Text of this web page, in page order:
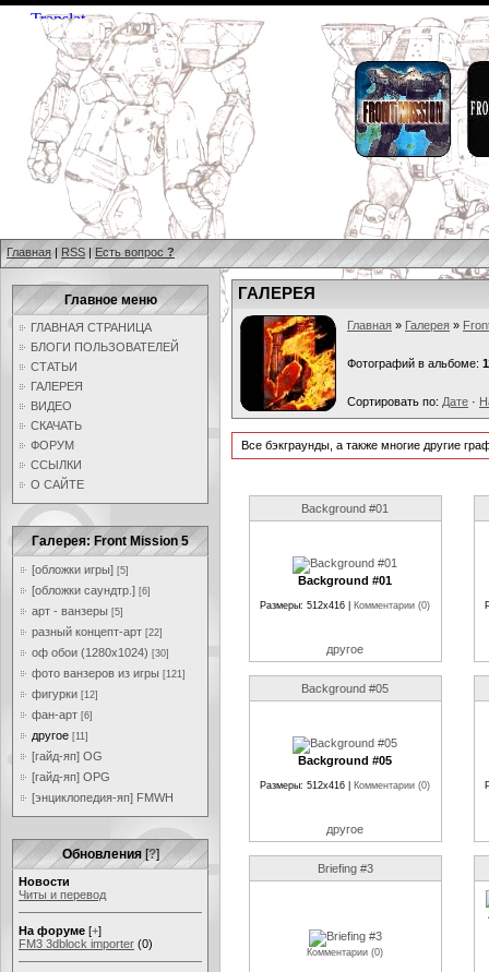
Главная | RSS | Есть вопрос ?
Главное меню
ГЛАВНАЯ СТРАНИЦА
БЛОГИ ПОЛЬЗОВАТЕЛЕЙ
СТАТЬИ
ГАЛЕРЕЯ
ВИДЕО
СКАЧАТЬ
ФОРУМ
ССЫЛКИ
О САЙТЕ
Галерея: Front Mission 5
[обложки игры] [5]
[обложки саундтр.] [6]
арт - ванзеры [5]
разный концепт-арт [22]
оф обои (1280x1024) [30]
фото ванзеров из игры [121]
фигурки [12]
фан-арт [6]
другое [11]
[гайд-яп] OG
[гайд-яп] OPG
[энциклопедия-яп] FMWH
Обновления [?]
Новости
Читы и перевод
На форуме [+]
FM3 3dblock importer (0)
ГАЛЕРЕЯ
Главная » Галерея »
Фотографий в альбоме:
Сортировать по: Дате ·
Все бэкграунды, а также многие другие
Background #01
Background #01
Размеры: 512x416 | Комментарии (0)
другое
Background #05
Background #05
Размеры: 512x416 | Комментарии (0)
другое
Briefing #3
Комментарии (0)